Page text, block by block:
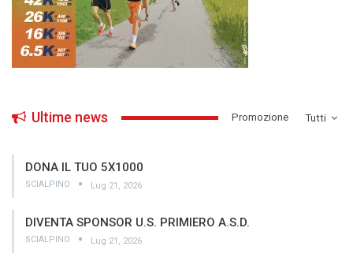
Tutti
Ultime news ­Promozione
DONA IL TUO 5X1000
SCIALPINO Lug 21, 2026
DIVENTA SPONSOR U.S. PRIMIERO A.S.D.
SCIALPINO Lug 21, 2026